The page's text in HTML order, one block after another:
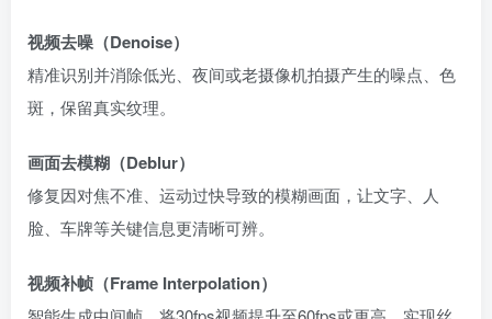
视频去噪（Denoise）
精准识别并消除低光、夜间或老摄像机拍摄产生的噪点、色
斑，保留真实纹理。
画面去模糊（Deblur）
修复因对焦不准、运动过快导致的模糊画面，让文字、人
脸、车牌等关键信息更清晰可辨。
视频补帧（Frame Interpolation）